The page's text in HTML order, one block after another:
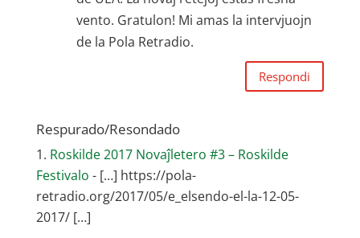
vento. Gratulon! Mi amas la intervjuojn
de la Pola Retradio.
Respondi
Respurado/Resondado
Roskilde 2017 Novaĵletero #3 – Roskilde
Festivalo - […] https://pola-
retradio.org/2017/05/e_elsendo-el-la-12-05-
2017/ […]